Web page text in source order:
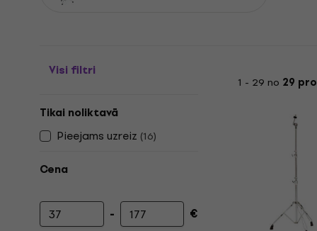
Visi filtri
Tikai noliktavā
Pieejams uzreiz (16)
Cena
Minimālā cena
- Maksimālā cena
€
1 - 29 no 29